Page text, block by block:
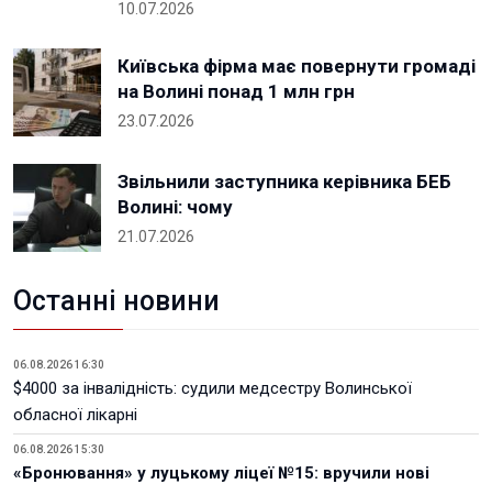
10.07.2026
Київська фірма має повернути громаді
на Волині понад 1 млн грн
23.07.2026
Звільнили заступника керівника БЕБ
Волині: чому
21.07.2026
Останні новини
06.08.2026 16:30
$4000 за інвалідність: судили медсестру Волинської
обласної лікарні
06.08.2026 15:30
«Бронювання» у луцькому ліцеї №15: вручили нові